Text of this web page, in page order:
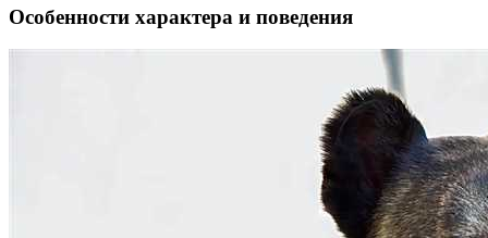
Особенности характера и поведения